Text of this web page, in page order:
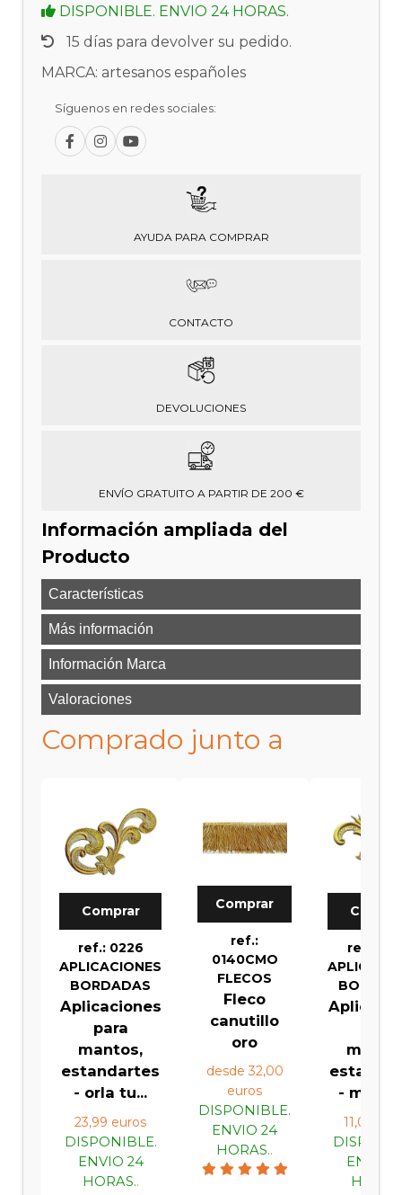
DISPONIBLE. ENVIO 24 HORAS.
15 días para devolver su pedido.
MARCA: artesanos españoles
Síguenos en redes sociales:
AYUDA PARA COMPRAR
CONTACTO
DEVOLUCIONES
ENVÍO GRATUITO A PARTIR DE 200 €
Información ampliada del
Producto
Características
Más información
Información Marca
Valoraciones
Comprado junto a
Comprar
ref.: 0226
APLICACIONES
BORDADAS
Aplicaciones
para
mantos,
estandartes
- orla tu...
23,99 euros
DISPONIBLE.
ENVIO 24
HORAS..
Comprar
ref.:
0140CMO
FLECOS
Fleco
canutillo
oro
desde 32,00
euros
DISPONIBLE.
ENVIO 24
HORAS..
ref.:
-
11,00
ENVIO